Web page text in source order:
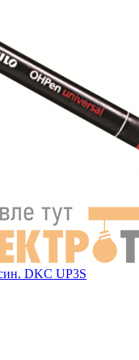
DKC UP3S